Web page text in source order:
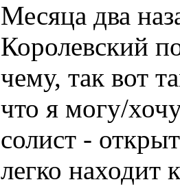
Месяца два
Королевский
чему, так вот
что я могу/
солист -
легко находит